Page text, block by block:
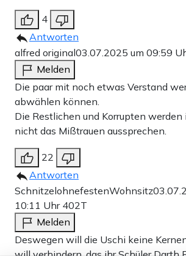
4
Antworten
alfred original03.07.2025 um 09:59
Melden
Die paar mit noch etwas Verstand
abwählen können.
Die Restlichen und Korrupten werden
nicht das Mißtrauen aussprechen.
22
Antworten
SchnitzelohnefestenWohnsitz
10:11 Uhr 402T
Melden
Deswegen will die Uschi keine